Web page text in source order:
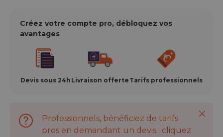
Créez votre compte pro, débloquez vos
avantages
Devis sous 24h Livraison offerte Tarifs professionnels
Professionnels, bénéficiez de tarifs
pros en demandant un devis : cliquez